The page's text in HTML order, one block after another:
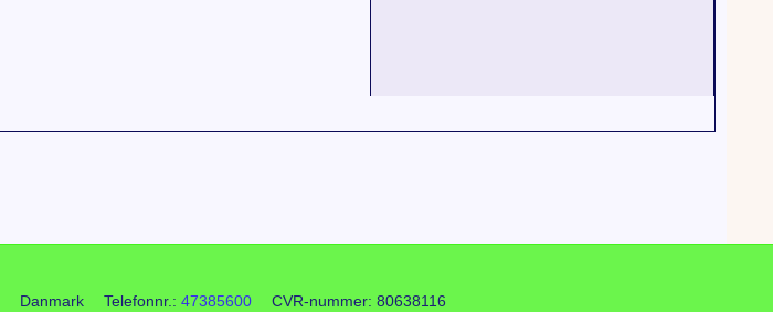
Danmark Telefonnr. : 47385600 CVR-nummer: 80638116